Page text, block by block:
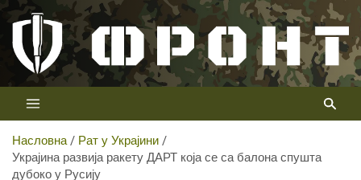
Скип
цонтент
Телевизија ФРОНТ
Први војни канал у Србији
Насловна
Рат у Украјини
Украјина развија ракету ДАРТ која се са балона спушта
дубоко у Русију